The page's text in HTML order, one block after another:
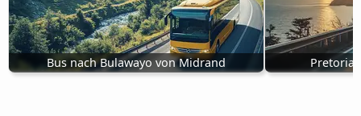
Bus nach Bulawayo von Midrand Pretoria